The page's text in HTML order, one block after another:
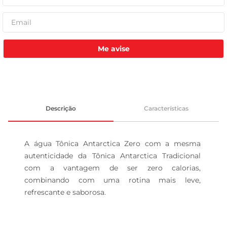
Me avise
Descrição Características
A água Tônica Antarctica Zero com a mesma
autenticidade da Tônica Antarctica Tradicional
com a vantagem de ser zero calorias,
combinando com uma rotina mais leve,
refrescante e saborosa.